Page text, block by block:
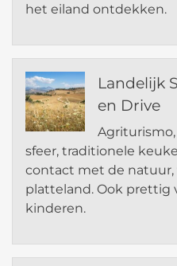
het eiland ontdekken.
Landelijk
en Drive
sfeer, traditionele
contact met de
platteland. Ook prettig
kinderen.